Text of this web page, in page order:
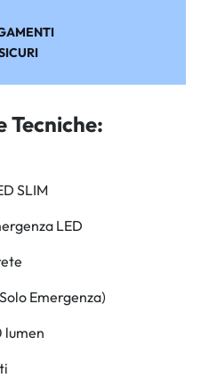
Tecniche:
SLIM
LED
Emergenza)
lumen